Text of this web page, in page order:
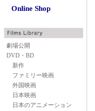
Online Shop
劇場公開
DVD・BD
新作
ファミリー映画
外国映画
日本映画
日本のアニメーション